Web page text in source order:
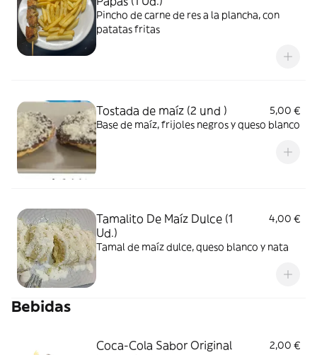
Pincho de carne de res a la plancha, con
patatas fritas
Tostada de maíz (2 und )
5,00 €
Base de maíz, frijoles negros y queso blanco
Tamalito De Maíz Dulce (1
Ud.)
4,00 €
Tamal de maíz dulce, queso blanco y nata
Bebidas
Coca-Cola Sabor Original
2,00 €